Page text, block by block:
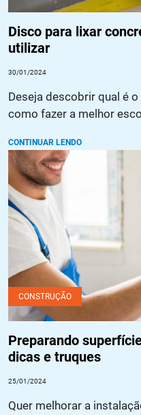
Disco para lixar
utilizar
30/01/2024
Deseja descobrir qual é
como fazer a melhor
CONTINUAR LENDO
Preparando superfícies
CONSTRUÇÃO
Preparando
dicas e truques
25/01/2024
Quer melhorar a